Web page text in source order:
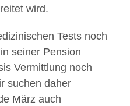
wird.
Tests noch
seiner Pension
Vermittlung noch
suchen daher
März auch